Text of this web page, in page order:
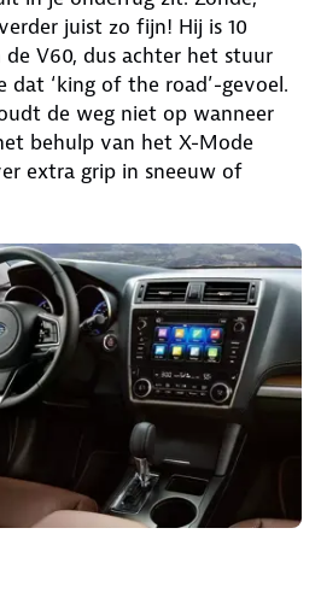
juist zo fijn! Hij is 10
V60, dus achter het stuur
dat ‘king of the road’-gevoel.
de weg niet op wanneer
behulp van het X-Mode
extra grip in sneeuw of